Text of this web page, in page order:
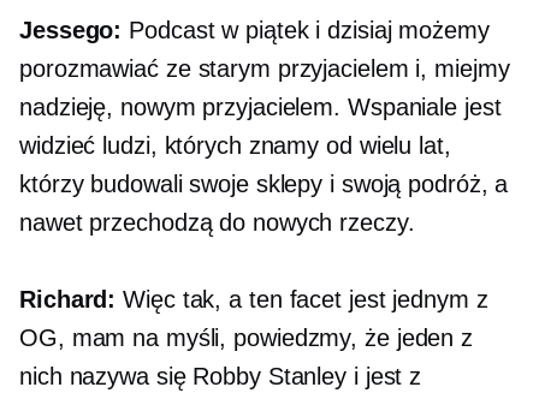
Jessego: Podcast w piątek i dzisiaj możemy
porozmawiać ze starym przyjacielem i, miejmy
nadzieję, nowym przyjacielem. Wspaniale jest
widzieć ludzi, których znamy od wielu lat,
którzy budowali swoje sklepy i swoją podróż, a
nawet przechodzą do nowych rzeczy.
Richard: Więc tak, a ten facet jest jednym z
OG, mam na myśli, powiedzmy, że jeden z
nich nazywa się Robby Stanley i jest z